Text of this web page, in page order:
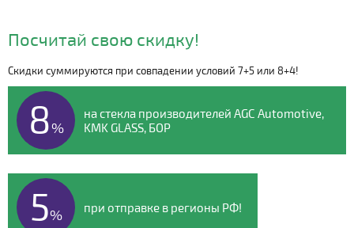
Видео о компании
Посчитай свою скидку!
Скидки суммируются при совпадении условий 7+5 или 8+4!
8%
на стекла производителей AGC Automotive,
KMK GLASS, БОР
5% при отправке в регионы РФ!